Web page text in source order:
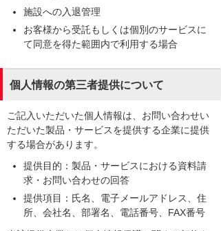
施設への入退管理
お客様から受託もしくは個別のサービスに
て同意を得た範囲内で利用する場合
個人情報の第三者提供について
ご記入いただいた個人情報は、お問い合わせい
ただいた製品・サービスを提供する企業に提供
する場合があります。
提供目的：製品・サービスにおける資料請
求・お問い合わせの回答
提供項目：氏名、電子メールアドレス、住
所、会社名、部署名、電話番号、FAX番号